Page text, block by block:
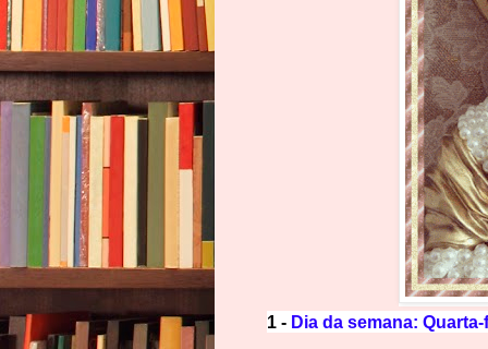
1 - Dia da semana: